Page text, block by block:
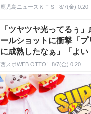
鹿児島ニュースＫＴＳ 8/7(金) 0:20
「ツヤツヤ光ってるぅ
ールショットに衝撃「
に成熟したなぁ」「よい
西スポWEB OTTO! 8/7(金) 0:20